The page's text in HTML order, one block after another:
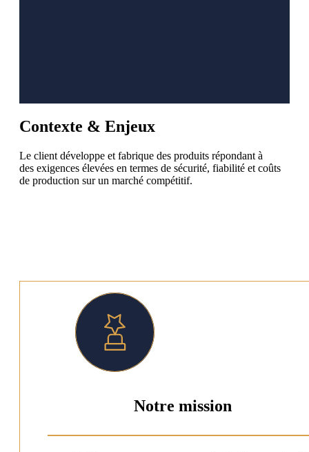
Contexte & Enjeux
Le client développe et fabrique des produits répondant à
des exigences élevées en termes de sécurité, fiabilité et coûts
de production sur un marché compétitif.
Notre mission